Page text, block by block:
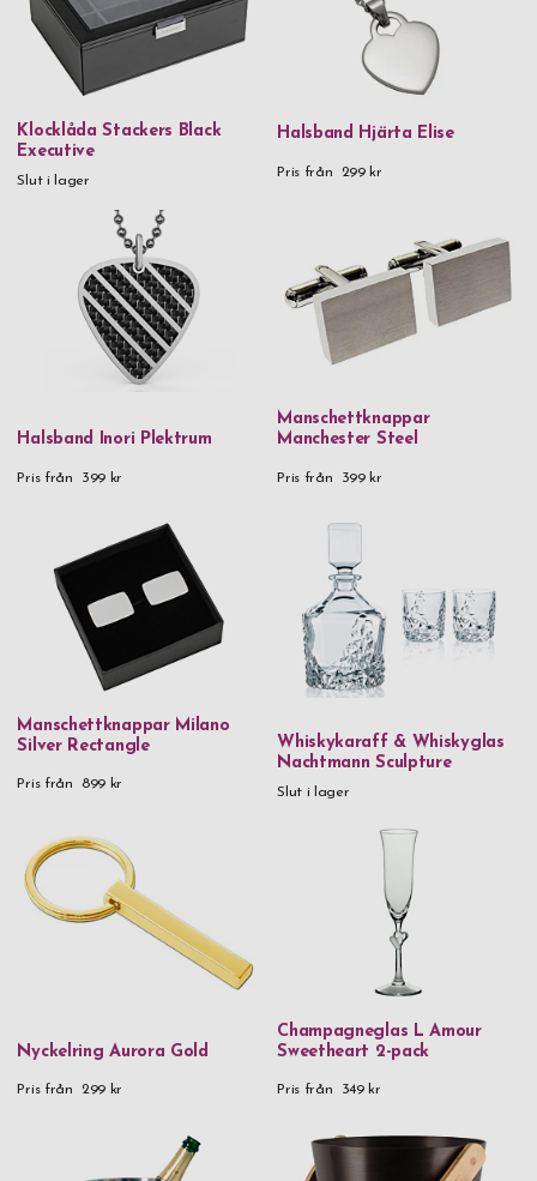
Klocklåda Stackers Black
Executive
Slut i lager
Halsband Hjärta Elise
Pris från 299 kr
Halsband Inori Plektrum
Pris från 399 kr
Manschettknappar
Manchester Steel
Pris från 399 kr
Manschettknappar Milano
Silver Rectangle
Pris från 899 kr
Whiskykaraff & Whiskyglas
Nachtmann Sculpture
Slut i lager
Nyckelring Aurora Gold
Pris från 299 kr
Champagneglas L Amour
Sweetheart 2-pack
Pris från 349 kr